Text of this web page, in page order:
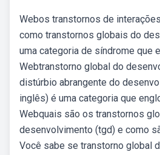
Webos transtornos de
como transtornos globais do
uma categoria de síndrome que
Webtranstorno global do
distúrbio abrangente do
inglês) é uma categoria que
Webquais são os transtornos
desenvolvimento (tgd) e como
Você sabe se transtorno global